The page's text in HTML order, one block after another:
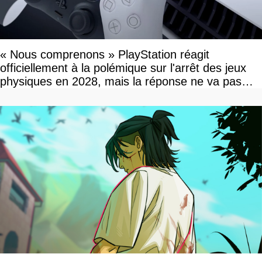
« Nous comprenons » PlayStation réagit
officiellement à la polémique sur l'arrêt des jeux
physiques en 2028, mais la réponse ne va pas